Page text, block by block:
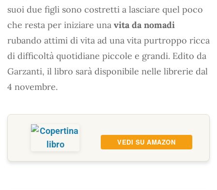
suoi due figli sono costretti a lasciare quel poco
che resta per iniziare una vita da nomadi
rubando attimi di vita ad una vita purtroppo ricca
di difficoltà quotidiane piccole e grandi. Edito da
Garzanti, il libro sarà disponibile nelle librerie dal
4 novembre.
VEDI SU AMAZON